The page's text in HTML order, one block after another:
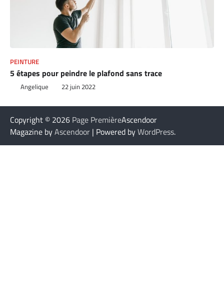
PEINTURE
5 étapes pour peindre le plafond sans trace
Angelique 22 juin 2022
Copyright © 2026 Page PremièreAscendoor
Magazine byAscendoor | Powered byWordPress.